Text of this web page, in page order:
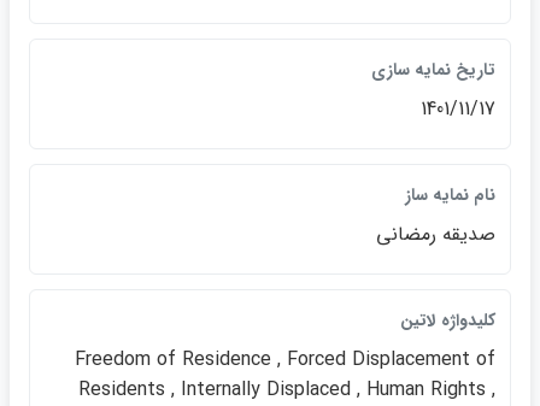
تاريخ نمايه سازي
1401/11/17
نام نمايه ساز
صديقه رمضاني
كليدواژه لاتين
Freedom of Residence , Forced Displacement of
Residents , Internally Displaced , Human Rights ,